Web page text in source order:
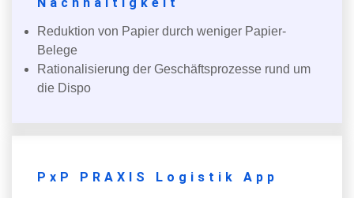
Reduktion von Papier durch weniger Papier-
Belege
Rationalisierung der Geschäftsprozesse rund um
die Dispo
PxP PRAXIS Logistik App